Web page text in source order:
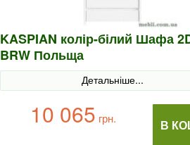
KASPIAN колір-білий Шафа
BRW Польща
Детальніше...
В
10 065 грн.